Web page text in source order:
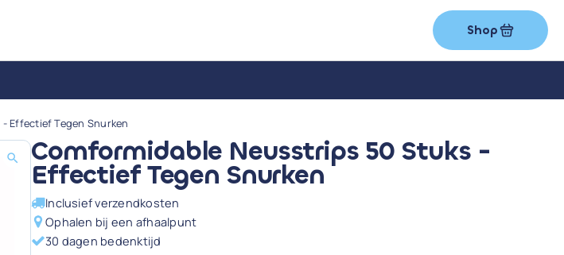
Shop
Effectief Tegen Snurken
Comformidable Neusstrips 50 Stuks -
Effectief Tegen Snurken
Inclusief verzendkosten
Ophalen bij een afhaalpunt
30 dagen bedenktijd